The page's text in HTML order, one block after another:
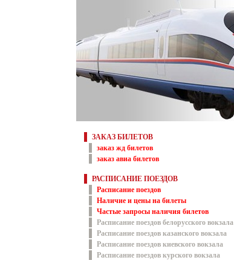
ЗАКАЗ БИЛЕТОВ
заказ жд билетов
заказ авиа билетов
РАСПИСАНИЕ ПОЕЗДОВ
Расписание поездов
Наличие и цены на билеты
Частые запросы наличия билетов
Расписание поездов белорусского вокзала
Расписание поездов казанского вокзала
Расписание поездов киевского вокзала
Расписание поездов курского вокзала